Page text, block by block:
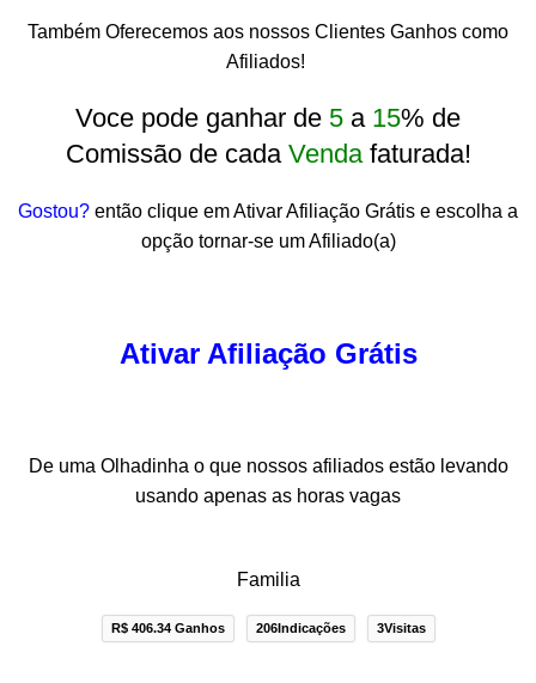
Também Oferecemos aos nossos Clientes Ganhos como
Afiliados!
Voce pode ganhar de 5 a 15% de
Comissão de cada Vendafaturada!
Gostou? então clique em Ativar Afiliação Grátis e escolha a
opção tornar-se um Afiliado(a)
Ativar Afiliação Grátis
De uma Olhadinha o que nossos afiliados estão levando
usando apenas as horas vagas
Familia
R$ 406.34 Ganhos 206Indicações 3Visitas